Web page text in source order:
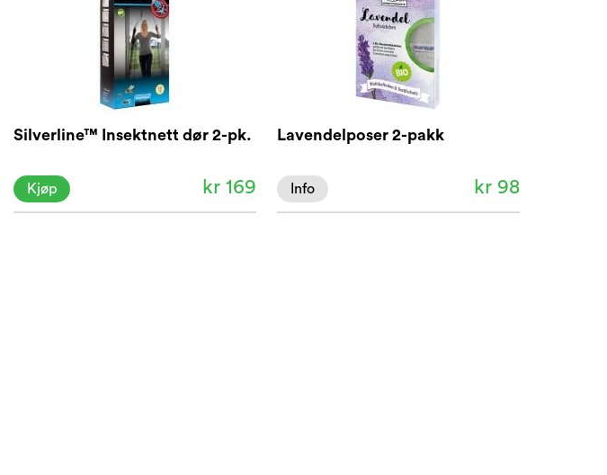
Silverline™ Insektnett dør 2-pk.
kr 169
Kjøp
Lavendelposer 2-pakk
kr 98
Info